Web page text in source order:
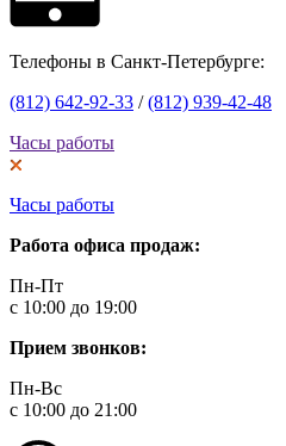
Телефоны в Санкт-Петербурге:
(812) 642-92-33 /(812) 939-42-48
Часы работы
Часы работы
Работа офиса продаж:
Пн-Пт
с 10:00 до 19:00
Прием звонков:
Пн-Вс
с 10:00 до 21:00